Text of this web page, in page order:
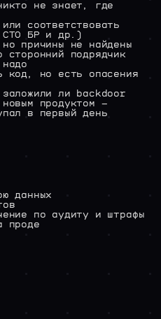
/04 РАБОТА У НАС
ВАКАНСИИ
не знает, где
соответствовать
СТО БР и др.)
причины не найдены
сторонний подрядчик
код, но есть опасения
ли backdoor
продуктом —
в первый день
данных
по аудиту и штрафы
проде